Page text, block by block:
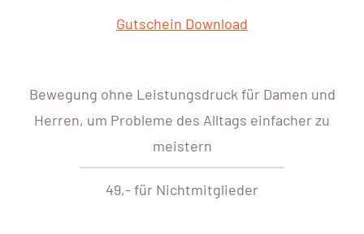
Gutschein Download
Bewegung ohne Leistungsdruck für Damen und
Herren, um Probleme des Alltags einfacher zu
meistern
49,- für Nichtmitglieder